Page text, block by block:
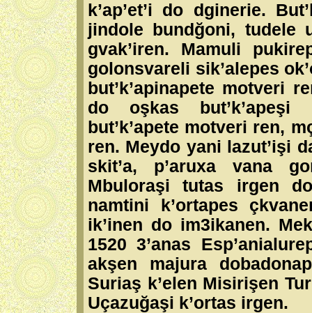
k’ap’et’i do dginerie.
jindole bundğoni, tudele
gvak’iren. Mamuli
golonsvareli sik’alepes
but’k’apinapete motveri
do oşkas
but’k’apete motveri ren,
ren. Meydo yani lazut’işi
skit’a, p’aruxa vana
Mbuloraşi tutas irgen
namtini k’ortapes
ik’inen do im3ikanen.
1520 3’anas
akşen majura
Suriaş k’elen Misirişen
Uçazuğaşi k’ortas irgen.